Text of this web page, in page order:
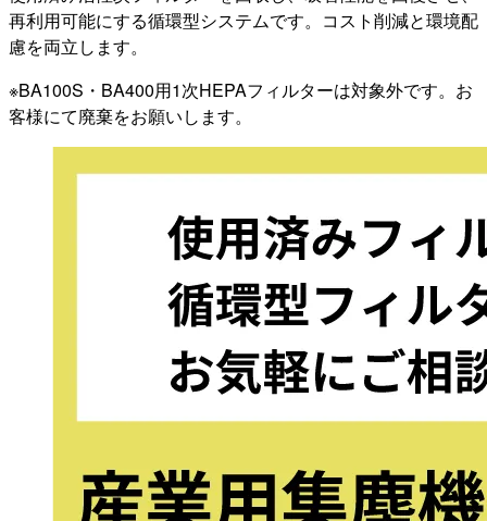
再利用可能にする循環型システムです。コスト削減と環境配
慮を両立します。
※BA100S・BA400用1次HEPAフィルターは対象外です。お
客様にて廃棄をお願いします。